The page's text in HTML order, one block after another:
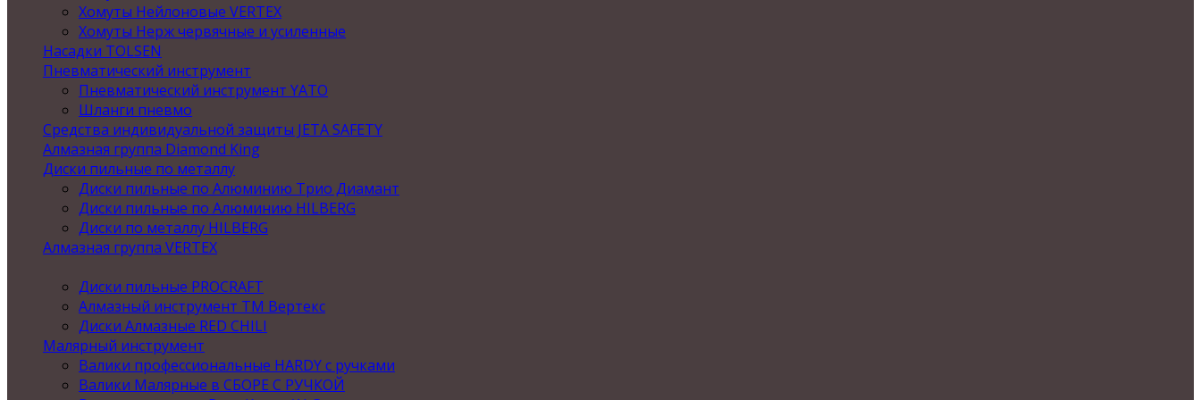
Хомуты Нейлоновые VERTEX
Хомуты Нерж червячные и усиленные
Насадки TOLSEN
Пневматический инструмент
Пневматический инструмент YATO
Шланги пневмо
Средства индивидуальной защиты JETA SAFETY
Алмазная группа Diamond King
Диски пильные по металлу
Диски пильные по Алюминию Трио Диамант
Диски пильные по Алюминию HILBERG
Диски по металлу HILBERG
Алмазная группа VERTEX
Диски пильные PROCRAFT
Алмазный инструмент ТМ Вертекс
Диски Алмазные RED CHILI
Малярный инструмент
Валики профессиональные HARDY с ручками
Валики Малярные в СБОРЕ С РУЧКОЙ